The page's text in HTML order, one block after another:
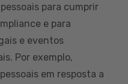
para cumprir
e para
e eventos
Por exemplo,
em resposta a